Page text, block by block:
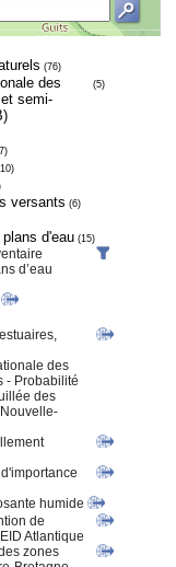
(76)
des
semi-
(5)
versants (6)
d'eau (15)
d’eau
des
- Probabilité
des
humide
de
Atlantique
zones